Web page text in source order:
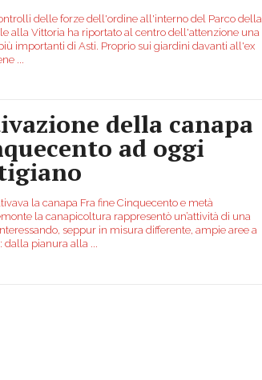
delle forze dell'ordine all'interno del Parco della
alla Vittoria ha riportato al centro dell'attenzione una
importanti di Asti. Proprio sui giardini davanti all'ex
della canapa
ad oggi
la canapa Fra fine Cinquecento e metà
la canapicoltura rappresentò un’attività di una
seppur in misura differente, ampie aree a
dalla pianura alla